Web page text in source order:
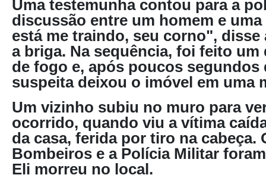
Uma testemunha contou para a
discussão entre um homem e
está me traindo, seu corno", disse
a briga. Na sequência, foi feito um
de fogo e, após poucos segundos
suspeita deixou o imóvel em uma
Um vizinho subiu no muro para
ocorrido, quando viu a vítima
da casa, ferida por tiro na cabeça.
Bombeiros e a Polícia Militar
Eli morreu no local.